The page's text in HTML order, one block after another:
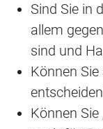
Sind Sie in
allem
sind und
Können
Können Sie